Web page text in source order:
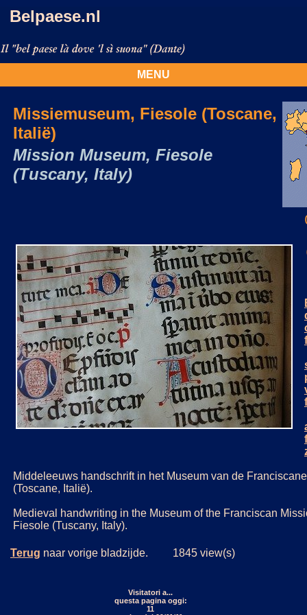
Belpaese.nl
MENU
Missiemuseum, Fiesole (Toscane,
Italië)
Mission Museum, Fiesole
(Tuscany, Italy)
Middeleeuws handschrift in het Museum van de
(Toscane, Italië).
Medieval handwriting in the Museum of the Franciscan
Fiesole (Tuscany, Italy).
Terug naar vorige bladzijde. 1845 view(s)
Visitatori a...
questa pagina oggi:
11